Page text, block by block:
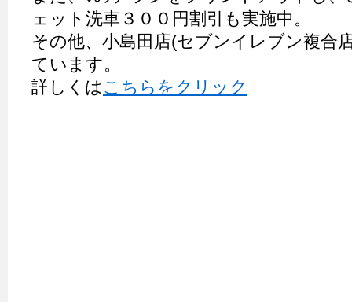
ェット洗車３００円割引も実施中。
その他、小島田店(セブンイレブン複合
ています。
詳しくは こちらをクリック